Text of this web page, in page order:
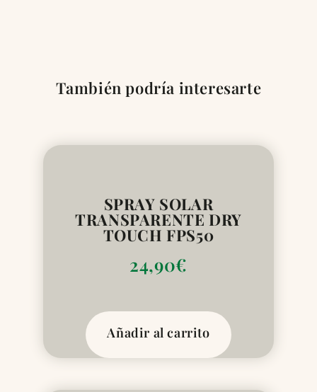
También podría interesarte
SPRAY SOLAR
TRANSPARENTE DRY
TOUCH FPS50
24,90€
Añadir al carrito